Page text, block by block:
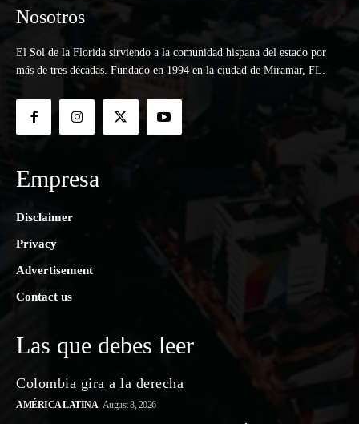
Nosotros
El Sol de la Florida sirviendo a la comunidad hispana del estado por
más de tres décadas. Fundado en 1994 en la ciudad de Miramar, FL.
Empresa
Disclaimer
Privacy
Advertisement
Contact us
Las que debes leer
Colombia gira a la derecha
AMÉRICA LATINA August 8, 2026